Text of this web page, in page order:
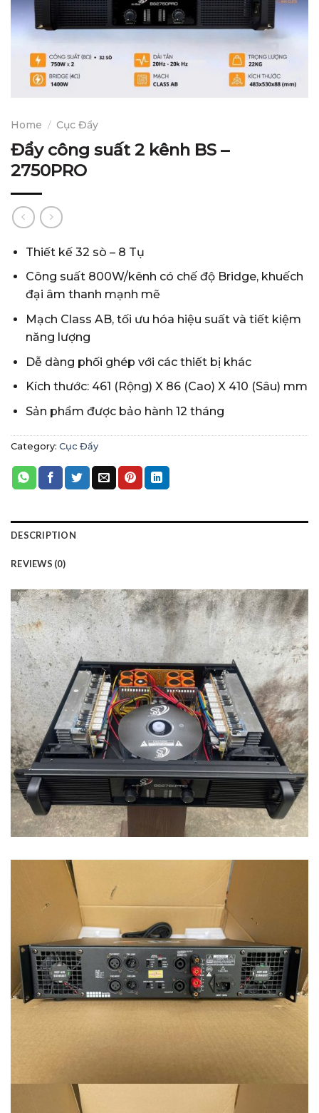
Home / Cục Đẩy
Đẩy công suất 2 kênh BS –
2750PRO
Thiết kế 32 sò – 8 Tụ
Công suất 800W/kênh có chế độ Bridge, khuếch
đại âm thanh mạnh mẽ
Mạch Class AB, tối ưu hóa hiệu suất và tiết kiệm
năng lượng
Dễ dàng phối ghép với các thiết bị khác
Kích thước: 461 (Rộng) X 86 (Cao) X 410 (Sâu) mm
Sản phẩm được bảo hành 12 tháng
Category: Cục Đẩy
DESCRIPTION
REVIEWS (0)